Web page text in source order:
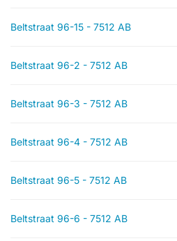
Beltstraat 96-15 - 7512 AB
Beltstraat 96-2 - 7512 AB
Beltstraat 96-3 - 7512 AB
Beltstraat 96-4 - 7512 AB
Beltstraat 96-5 - 7512 AB
Beltstraat 96-6 - 7512 AB